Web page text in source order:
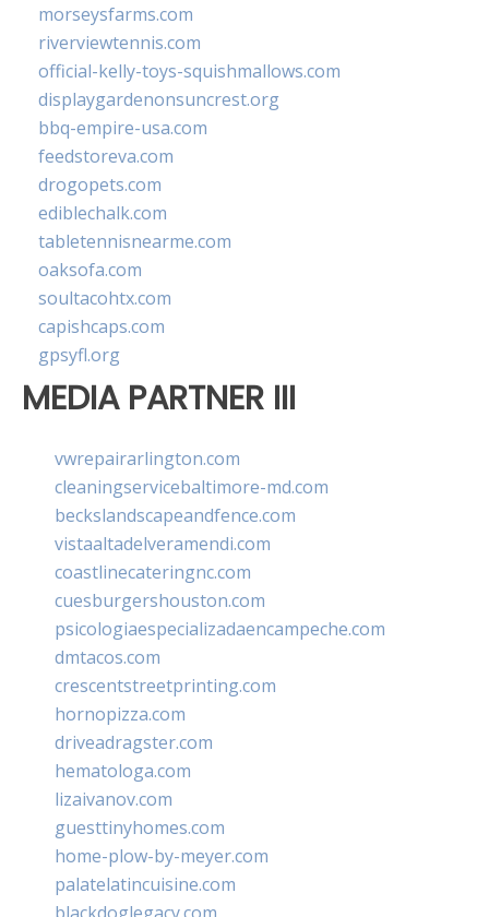
morseysfarms.com
riverviewtennis.com
official-kelly-toys-squishmallows.com
displaygardenonsuncrest.org
bbq-empire-usa.com
feedstoreva.com
drogopets.com
ediblechalk.com
tabletennisnearme.com
oaksofa.com
soultacohtx.com
capishcaps.com
gpsyfl.org
MEDIA PARTNER III
vwrepairarlington.com
cleaningservicebaltimore-md.com
beckslandscapeandfence.com
vistaaltadelveramendi.com
coastlinecateringnc.com
cuesburgershouston.com
psicologiaespecializadaencampeche.com
dmtacos.com
crescentstreetprinting.com
hornopizza.com
driveadragster.com
hematologa.com
lizaivanov.com
guesttinyhomes.com
home-plow-by-meyer.com
palatelatincuisine.com